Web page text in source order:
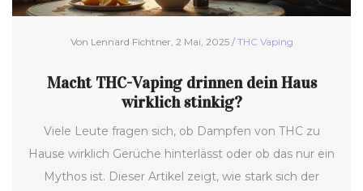
Von Lennard Fichtner, 2 Mai, 2025 / THC Vaping
Macht THC-Vaping drinnen dein Haus
wirklich stinkig?
Viele Leute fragen sich, ob Dampfen von THC zu
Hause wirklich Gerüche hinterlässt oder ob das nur ein
Mythos ist. Dieser Artikel zeigt, wie stark sich der